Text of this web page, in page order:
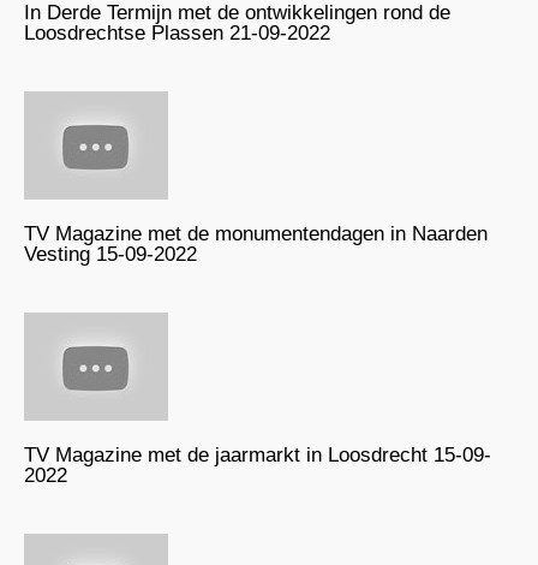
In Derde Termijn met de ontwikkelingen rond de
Loosdrechtse Plassen 21-09-2022
TV Magazine met de monumentendagen in Naarden
Vesting 15-09-2022
TV Magazine met de jaarmarkt in Loosdrecht 15-09-
2022